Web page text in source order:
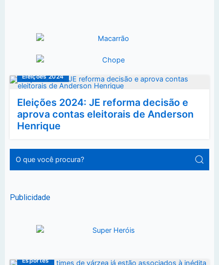
Eleições 2024
Eleições 2024: JE reforma decisão e
aprova contas eleitorais de Anderson
Henrique
Publicidade
Esportes